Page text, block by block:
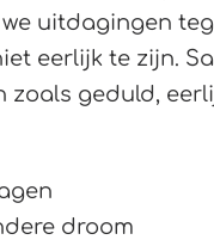
uitdagingen
eerlijk te zijn.
zoals geduld,
droom